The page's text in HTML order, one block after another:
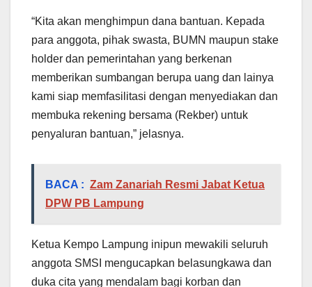
“Kita akan menghimpun dana bantuan. Kepada
para anggota, pihak swasta, BUMN maupun stake
holder dan pemerintahan yang berkenan
memberikan sumbangan berupa uang dan lainya
kami siap memfasilitasi dengan menyediakan dan
membuka rekening bersama (Rekber) untuk
penyaluran bantuan,” jelasnya.
BACA : Zam Zanariah Resmi Jabat Ketua
DPW PB Lampung
Ketua Kempo Lampung inipun mewakili seluruh
anggota SMSI mengucapkan belasungkawa dan
duka cita yang mendalam bagi korban dan